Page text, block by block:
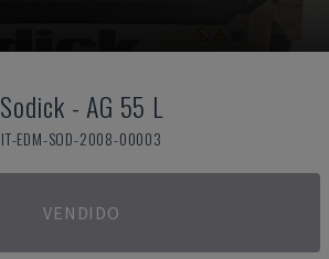
Sodick - AG 55 L
IT-EDM-SOD-2008-00003
VENDIDO